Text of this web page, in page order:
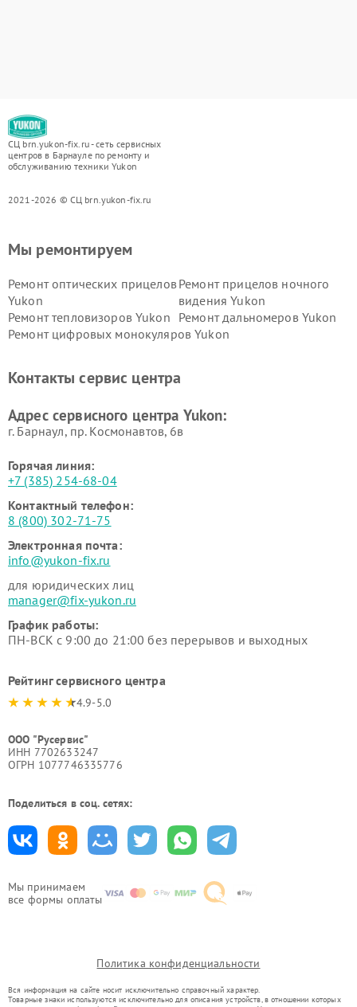
СЦ brn.yukon-fix.ru - сеть сервисных
центров в Барнауле по ремонту и
обслуживанию техники Yukon
2021-2026 © СЦ brn.yukon-fix.ru
Мы принимаем
все формы оплаты
Мы ремонтируем
Ремонт оптических прицелов
Yukon
Ремонт прицелов ночного
видения Yukon
Ремонт тепловизоров Yukon Ремонт дальномеров Yukon
Ремонт цифровых монокуляров Yukon
Контакты сервис центра
Адрес сервисного центра Yukon:
г. Барнаул, ​пр. Космонавтов, 6в
Горячая линия:
+7 (385) 254-68-04
Контактный телефон:
8 (800) 302-71-75
Электронная почта:
info@yukon-fix.ru
для юридических лиц
manager@fix-yukon.ru
График работы:
ПН-ВСК с 9:00 до 21:00 без перерывов и выходных
Рейтинг сервисного центра
4.9-5.0
ООО "Русервис"
ИНН 7702633247
ОГРН 1077746335776
Поделиться в соц. сетях:
Политика конфиденциальности
Вся информация на сайте носит исключительно справочный характер.
Товарные знаки используются исключительно для описания устройств, в отношении которых